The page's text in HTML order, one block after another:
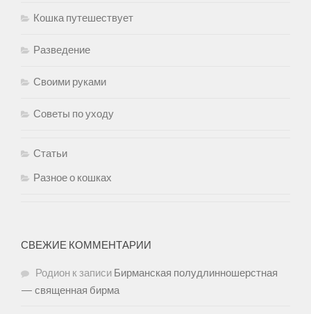
Кошка путешествует
Разведение
Своими руками
Советы по уходу
Статьи
Разное о кошках
СВЕЖИЕ КОММЕНТАРИИ
Родион к записи Бирманская полудлинношерстная
— священная бирма